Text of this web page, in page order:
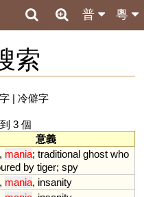
粵
普
索
| 冷僻字
3 個
意義
, mania; traditional ghost who
by tiger; spy
, mania, insanity